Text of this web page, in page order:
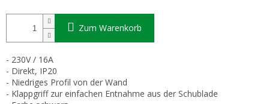
Zum Warenkorb
- 230V / 16A
- Direkt, IP20
- Niedriges Profil von der Wand
- Klappgriff zur einfachen Entnahme aus der Schublade